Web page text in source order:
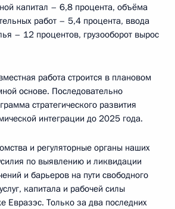
капитал – 6,8 процента, объёма
работ – 5,4 процента, ввода
– 12 процентов, грузооборот вырос
работа строится в плановом
основе. Последовательно
стратегического развития
интеграции до 2025 года.
и регуляторные органы наших
по выявлению и ликвидации
и барьеров на пути свободного
капитала и рабочей силы
Евразэс. Только за два последних